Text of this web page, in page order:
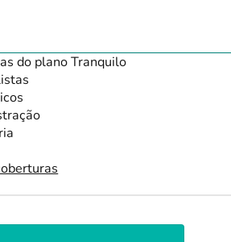
do plano Tranquilo